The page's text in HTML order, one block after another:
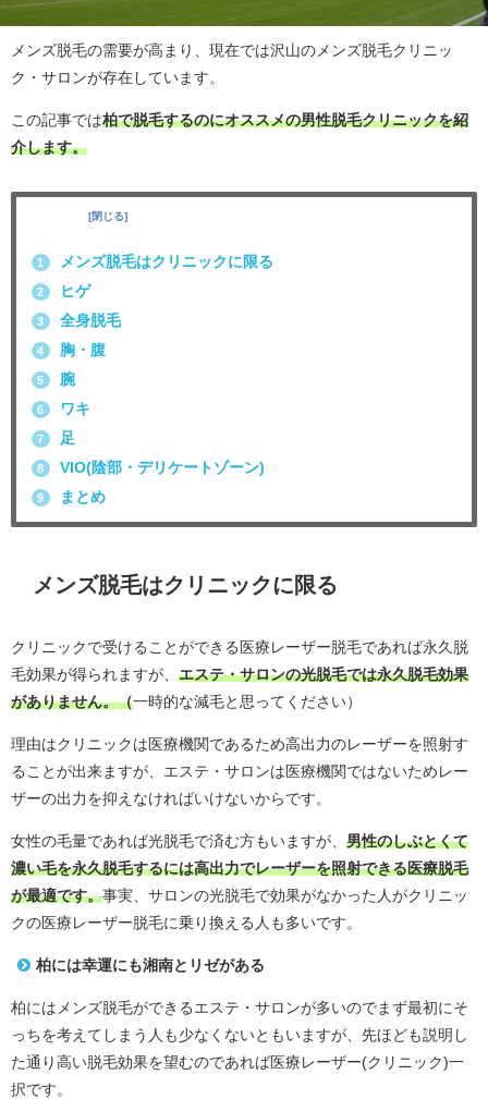
メンズ脱毛の需要が高まり、現在では沢山のメンズ脱毛クリニッ
ク・サロンが存在しています。
この記事では柏で脱毛するのにオススメの男性脱毛クリニックを紹
介します。
[閉じる]
1 メンズ脱毛はクリニックに限る
2 ヒゲ
3 全身脱毛
4 胸・腹
5 腕
6 ワキ
7 足
8 VIO(陰部・デリケートゾーン)
9 まとめ
メンズ脱毛はクリニックに限る
クリニックで受けることができる医療レーザー脱毛であれば永久脱
毛効果が得られますが、 エステ・サロンの光脱毛では永久脱毛効果
がありません。（一時的な減毛と思ってください）
理由はクリニックは医療機関であるため高出力のレーザーを照射す
ることが出来ますが、エステ・サロンは医療機関ではないためレー
ザーの出力を抑えなければいけないからです。
女性の毛量であれば光脱毛で済む方もいますが、 男性のしぶとくて
濃い毛を永久脱毛するには高出力でレーザーを照射できる医療脱毛
が最適です。事実、サロンの光脱毛で効果がなかった人がクリニッ
クの医療レーザー脱毛に乗り換える人も多いです。
柏には幸運にも湘南とリゼがある
柏にはメンズ脱毛ができるエステ・サロンが多いのでまず最初にそ
っちを考えてしまう人も少なくないともいますが、先ほども説明し
た通り高い脱毛効果を望むのであれば医療レーザー(クリニック)一
択です。